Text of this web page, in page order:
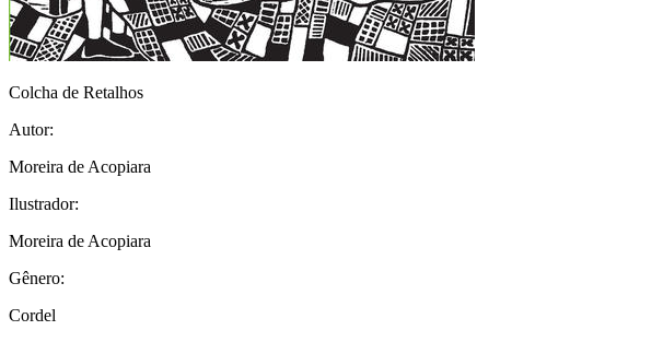
Colcha de Retalhos
Autor:
Moreira de Acopiara
Ilustrador:
Moreira de Acopiara
Gênero:
Cordel